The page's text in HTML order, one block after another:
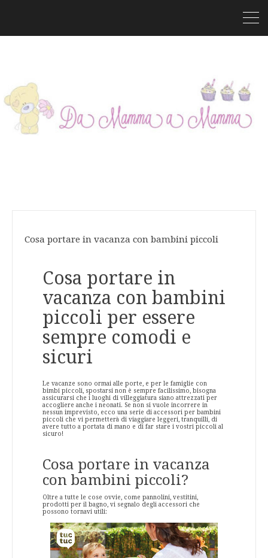
Cosa portare in vacanza con bambini piccoli
Cosa portare in
vacanza con bambini
piccoli per essere
sempre comodi e
sicuri
Le vacanze sono ormai alle porte, e per le famiglie con
bimbi piccoli, spostarsi non è sempre facilissimo, bisogna
assicurarsi che i luoghi di villeggiatura siano attrezzati per
accogliere anche i neonati. Se non si vuole incorrere in
nessun imprevisto, ecco una serie di accessori per bambini
piccoli che vi permetterà di viaggiare leggeri, tranquilli, di
avere tutto a portata di mano e di far stare i vostri piccoli al
sicuro!
Cosa portare in vacanza
con bambini piccoli?
Oltre a tutte le cose ovvie, come pannolini, vestitini,
prodotti per il bagno, vi segnalo degli accessori che
possono tornavi utili: